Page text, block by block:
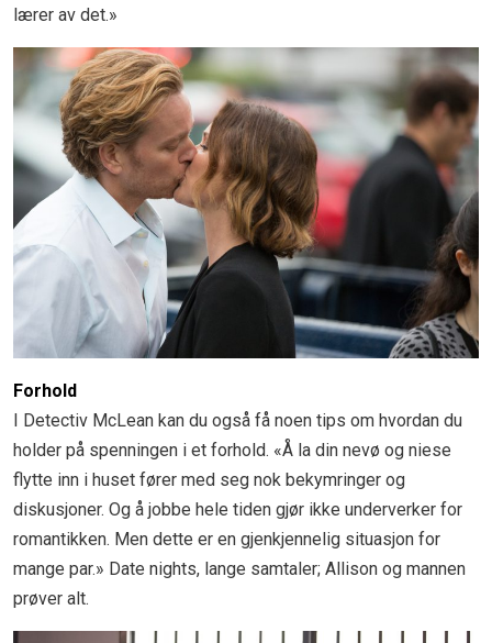
lærer av det.»
Forhold
I Detectiv McLean kan du også få noen tips om hvordan du
holder på spenningen i et forhold. «Å la din nevø og niese
flytte inn i huset fører med seg nok bekymringer og
diskusjoner. Og å jobbe hele tiden gjør ikke underverker for
romantikken. Men dette er en gjenkjennelig situasjon for
mange par.» Date nights, lange samtaler; Allison og mannen
prøver alt.